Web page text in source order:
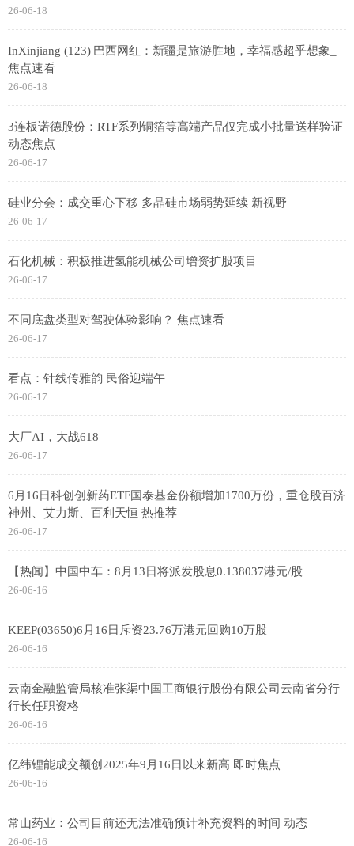
26-06-18
InXinjiang (123)|巴西网红：新疆是旅游胜地，幸福感超乎想象_
焦点速看
26-06-18
3连板诺德股份：RTF系列铜箔等高端产品仅完成小批量送样验证
动态焦点
26-06-17
硅业分会：成交重心下移 多晶硅市场弱势延续 新视野
26-06-17
石化机械：积极推进氢能机械公司增资扩股项目
26-06-17
不同底盘类型对驾驶体验影响？ 焦点速看
26-06-17
看点：针线传雅韵 民俗迎端午
26-06-17
大厂AI，大战618
26-06-17
6月16日科创创新药ETF国泰基金份额增加1700万份，重仓股百济
神州、艾力斯、百利天恒 热推荐
26-06-17
【热闻】中国中车：8月13日将派发股息0.138037港元/股
26-06-16
KEEP(03650)6月16日斥资23.76万港元回购10万股
26-06-16
云南金融监管局核准张渠中国工商银行股份有限公司云南省分行
行长任职资格
26-06-16
亿纬锂能成交额创2025年9月16日以来新高 即时焦点
26-06-16
常山药业：公司目前还无法准确预计补充资料的时间 动态
26-06-16